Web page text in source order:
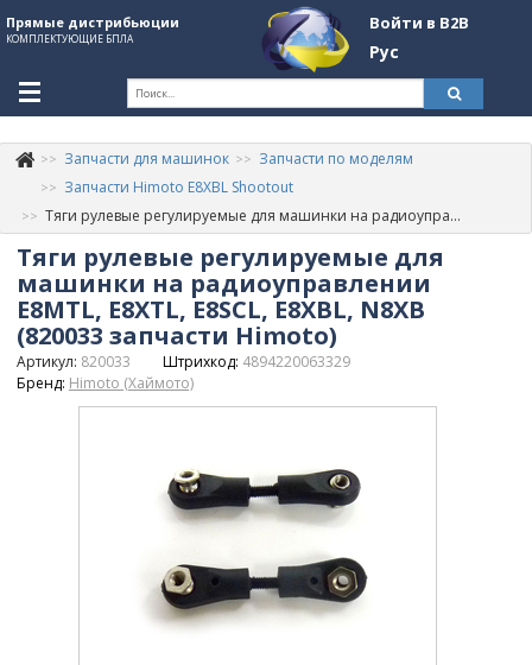
Прямые дистрибьюции
КОМПЛЕКТУЮЩИЕ БПЛА
Войти в B2B
Рус
+380507774092
Информация о компании
About Company
Обзоры
Категории
Запчасти для машинок
Запчасти по моделям
Запчасти Himoto E8XBL Shootout
Тяги рулевые регулируемые для машинки на радиоуправлении E8MTL, E8XTL, E8SCL, E8XBL, N8XB (820033 запчасти Himoto)
Тяги рулевые регулируемые для
машинки на радиоуправлении
E8MTL, E8XTL, E8SCL, E8XBL, N8XB
(820033 запчасти Himoto)
Артикул: 820033 Штрихкод: 4894220063329
Бренд: Himoto (Хаймото)